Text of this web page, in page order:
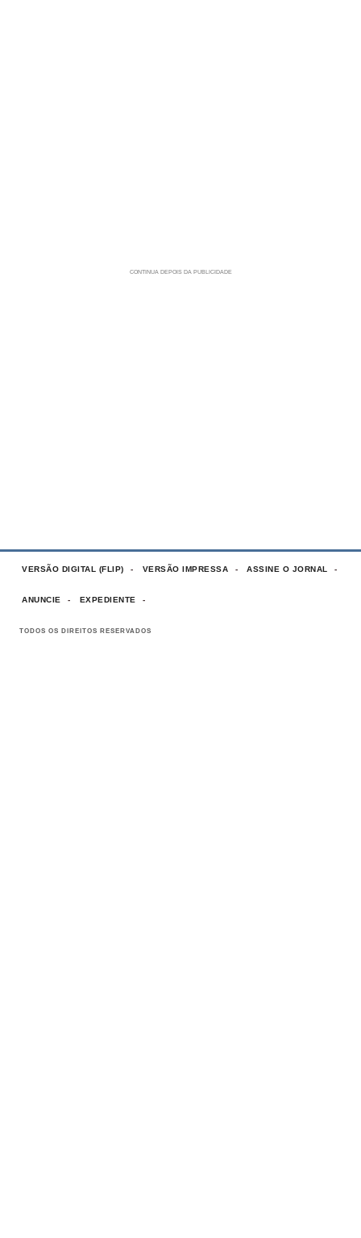
VERSÃO DIGITAL (FLIP) VERSÃO IMPRESSA ASSINE O JORNAL
ANUNCIE EXPEDIENTE
TODOS OS DIREITOS RESERVADOS